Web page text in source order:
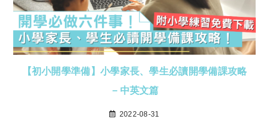
【初小開學準備】小學家長、學生必讀開學備課攻略
－中英文篇
2022-08-31